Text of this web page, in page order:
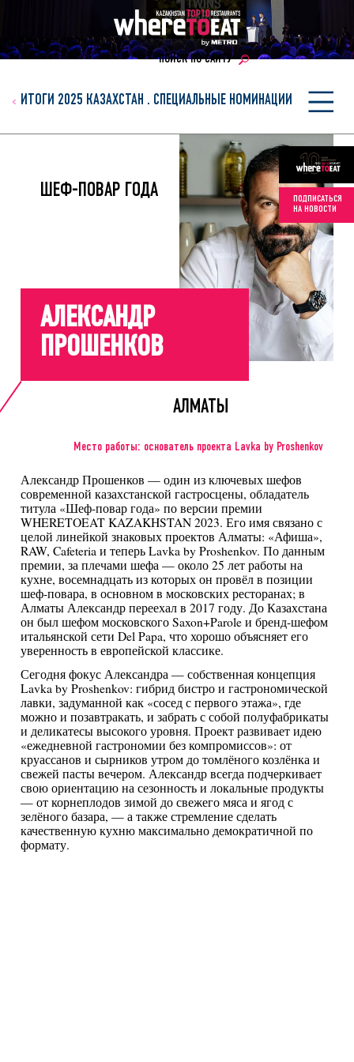
ПОИСК ПО САЙТУ
ПОДПИСАТЬСЯ
НА НОВОСТИ
ИТОГИ 2025 КАЗАХСТАН . СПЕЦИАЛЬНЫЕ НОМИНАЦИИ
ШЕФ-ПОВАР ГОДА
АЛЕКСАНДР
ПРОШЕНКОВ
АЛМАТЫ
Место работы: основатель проекта Lavka by Proshenkov
Александр Прошенков — один из ключевых шефов
современной казахстанской гастросцены, обладатель
титула «Шеф-повар года» по версии премии
WHERETOEAT KAZAKHSTAN 2023. Его имя связано с
целой линейкой знаковых проектов Алматы: «Афиша»,
RAW, Cafeteria и теперь Lavka by Proshenkov. По данным
премии, за плечами шефа — около 25 лет работы на
кухне, восемнадцать из которых он провёл в позиции
шеф-повара, в основном в московских ресторанах; в
Алматы Александр переехал в 2017 году. До Казахстана
он был шефом московского Saxon+Parole и бренд-шефом
итальянской сети Del Papa, что хорошо объясняет его
уверенность в европейской классике.
Сегодня фокус Александра — собственная концепция
Lavka by Proshenkov: гибрид бистро и гастрономической
лавки, задуманной как «сосед с первого этажа», где
можно и позавтракать, и забрать с собой полуфабрикаты
и деликатесы высокого уровня. Проект развивает идею
«ежедневной гастрономии без компромиссов»: от
круассанов и сырников утром до томлёного козлёнка и
свежей пасты вечером. Александр всегда подчеркивает
свою ориентацию на сезонность и локальные продукты
— от корнеплодов зимой до свежего мяса и ягод с
зелёного базара, — а также стремление сделать
качественную кухню максимально демократичной по
формату.